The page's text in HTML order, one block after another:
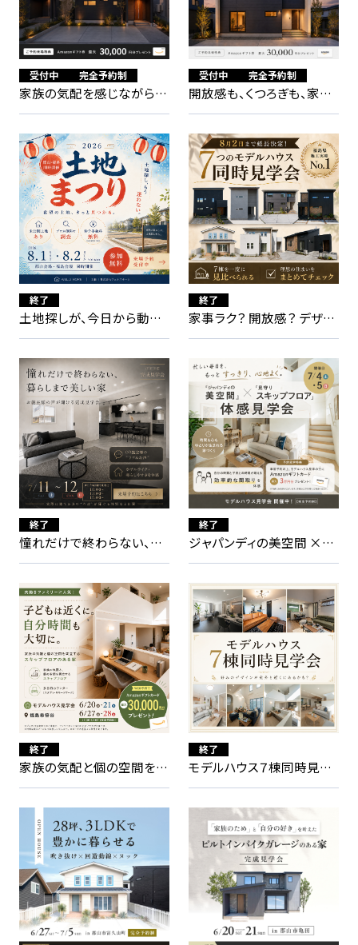
受付中 完全予約制
家族の気配を感じながら、
自分時間も楽しめる ナチュ
ラルモダンな家
受付中 完全予約制
開放感も、くつろぎも、家事
ラク動線も叶う ジャパン
ディな家
終了
土地探しが、今日から動き
出す。ウェルズホームの土地
まつり
終了
家事ラク？ 開放感？ デザイ
ン？7つの暮らしから選べる
見学会
終了
憧れだけで終わらない、暮
らしまで美しい家訪問見学
会
終了
ジャパンディの美空間 ×見
守りスキップフロアの家見
学会
終了
家族の気配と個の空間を両
立するスキップフロアのあ
る家
終了
モデルハウス７棟同時見学
会